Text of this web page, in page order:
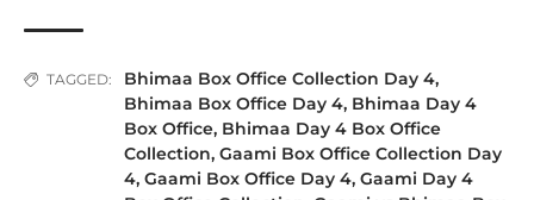
TAGGED: Bhimaa Box Office Collection Day 4,
Bhimaa Box Office Day 4, Bhimaa Day 4
Box Office, Bhimaa Day 4 Box Office
Collection, Gaami Box Office Collection Day
4, Gaami Box Office Day 4, Gaami Day 4